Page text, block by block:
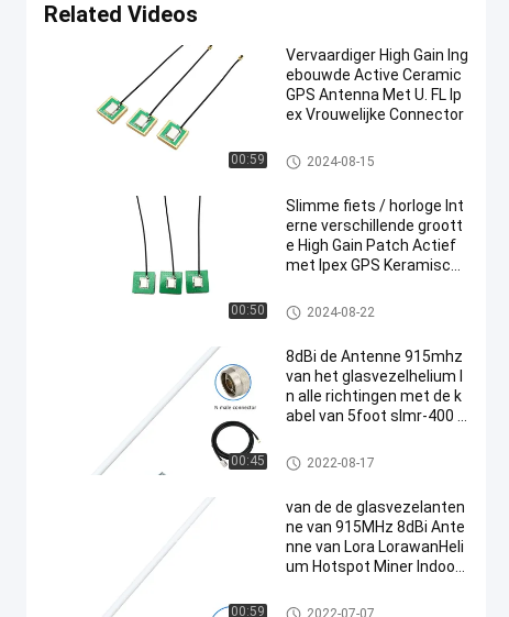
Related Videos
00:59
Vervaardiger High Gain Ing
ebouwde Active Ceramic
GPS Antenna Met U. FL Ip
ex Vrouwelijke Connector
GPS-Navigatieantenne
2024-08-15
00:50
Slimme fiets / horloge Int
erne verschillende groott
e High Gain Patch Actief
met Ipex GPS Keramische
GPS-Navigatieantenne
2024-08-22
00:45
8dBi de Antenne 915mhz
van het glasvezelhelium I
n alle richtingen met de k
abel van 5foot slmr-400 v
umbobcat RAK Sensecap
Heliumantenne
2022-08-17
00:59
van de de glasvezelanten
ne van 915MHz 8dBi Ante
nne van Lora LorawanHeli
um Hotspot Miner Indoor
Heliumantenne
2022-07-07